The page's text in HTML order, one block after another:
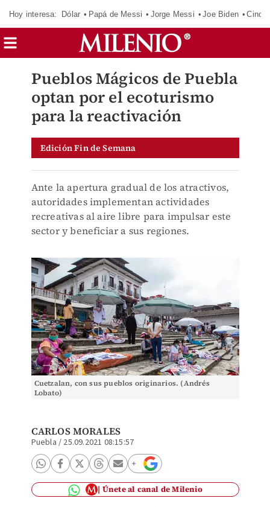
Hoy interesa: Dólar Papá de Messi Jorge Messi Joe Biden
Pueblos Mágicos de Puebla
optan por el ecoturismo
para la reactivación
Edición Fin de Semana
Ante la apertura gradual de los atractivos,
autoridades implementan actividades
recreativas al aire libre para impulsar este
sector y beneficiar a sus regiones.
Cuetzalan, con sus pueblos originarios. (Andrés
Lobato)
CARLOS MORALES
Puebla / 25.09.2021 08:15:57
Únete al canal de Milenio